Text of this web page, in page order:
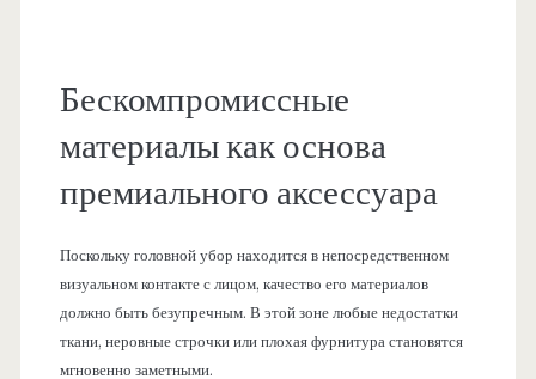
Бескомпромиссные
материалы как основа
премиального аксессуара
Поскольку головной убор находится в непосредственном
визуальном контакте с лицом, качество его материалов
должно быть безупречным. В этой зоне любые недостатки
ткани, неровные строчки или плохая фурнитура становятся
мгновенно заметными.